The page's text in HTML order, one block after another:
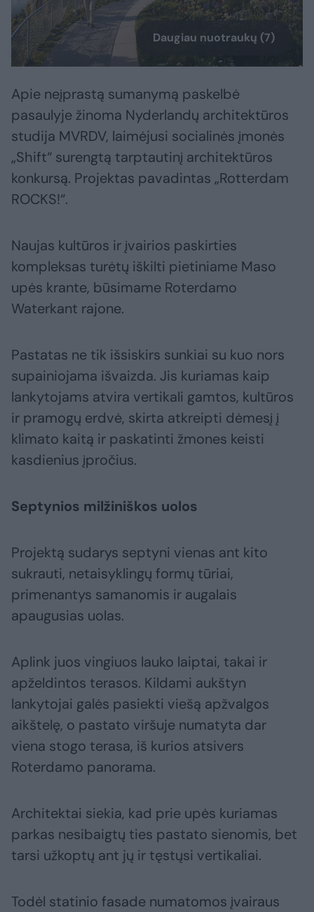
Daugiau nuotraukų (7)
Apie neįprastą sumanymą paskelbė
pasaulyje žinoma Nyderlandų architektūros
studija MVRDV, laimėjusi socialinės įmonės
„Shift“ surengtą tarptautinį architektūros
konkursą. Projektas pavadintas „Rotterdam
ROCKS!“.
Naujas kultūros ir įvairios paskirties
kompleksas turėtų iškilti pietiniame Maso
upės krante, būsimame Roterdamo
Waterkant rajone.
Pastatas ne tik išsiskirs sunkiai su kuo nors
supainiojama išvaizda. Jis kuriamas kaip
lankytojams atvira vertikali gamtos, kultūros
ir pramogų erdvė, skirta atkreipti dėmesį į
klimato kaitą ir paskatinti žmones keisti
kasdienius įpročius.
Septynios milžiniškos uolos
Projektą sudarys septyni vienas ant kito
sukrauti, netaisyklingų formų tūriai,
primenantys samanomis ir augalais
apaugusias uolas.
Aplink juos vingiuos lauko laiptai, takai ir
apželdintos terasos. Kildami aukštyn
lankytojai galės pasiekti viešą apžvalgos
aikštelę, o pastato viršuje numatyta dar
viena stogo terasa, iš kurios atsivers
Roterdamo panorama.
Architektai siekia, kad prie upės kuriamas
parkas nesibaigtų ties pastato sienomis, bet
tarsi užkoptų ant jų ir tęstųsi vertikaliai.
Todėl statinio fasade numatomos įvairaus